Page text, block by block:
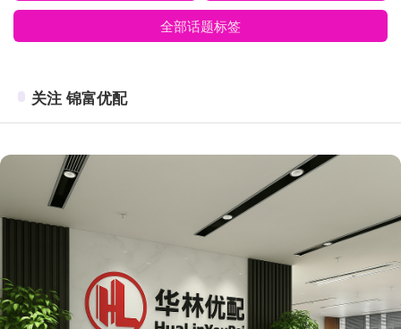
全部话题标签
关注 锦富优配